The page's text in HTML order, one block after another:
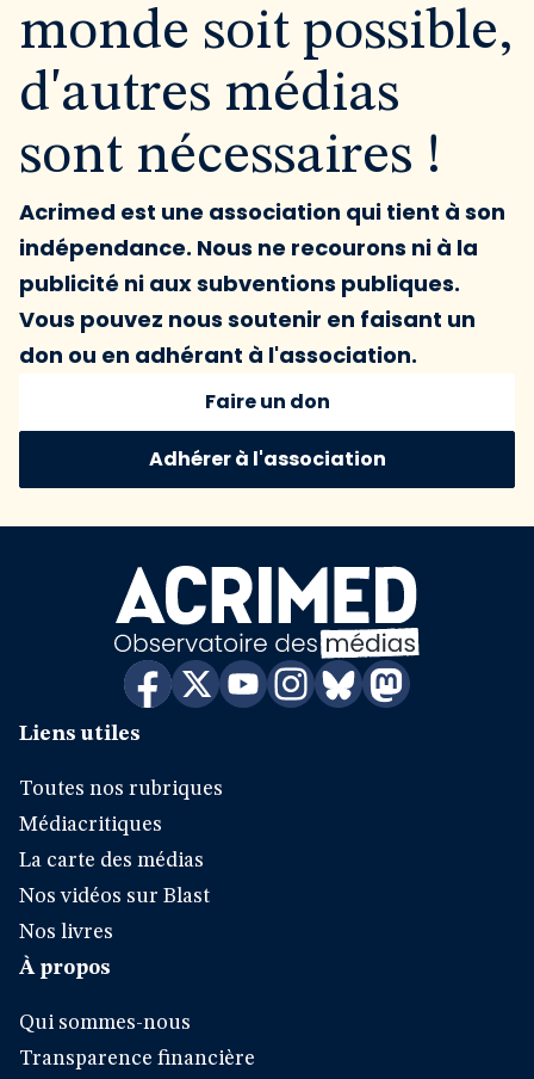
monde soit possible,
d'autres médias
sont nécessaires !
Acrimed est une association qui tient à son
indépendance. Nous ne recourons ni à la
publicité ni aux subventions publiques.
Vous pouvez nous soutenir en faisant un
don ou en adhérant à l'association.
Faire un don
Adhérer à l'association
Liens utiles
Toutes nos rubriques
Médiacritiques
La carte des médias
Nos vidéos sur Blast
Nos livres
À propos
Qui sommes-nous
Transparence financière